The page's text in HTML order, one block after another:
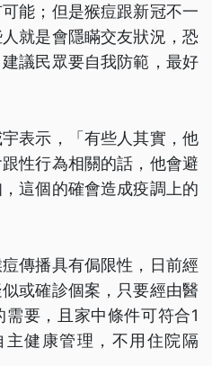
能；但是猴痘跟新冠不一
就是會隱瞞交友狀況，恐
議民眾要自我防範，最好
表示，「有些人其實，他
性行為相關的話，他會避
這個的確會造成疫調上的
傳播具有侷限性，日前經
或確診個案，只要經由醫
要，且家中條件可符合1
主健康管理，不用住院隔